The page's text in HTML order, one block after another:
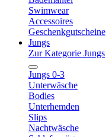
Swimwear
Accessoires
Geschenkgutscheine
Jungs
Zur Kategorie Jungs
Jungs 0-3
Unterwäsche
Bodies
Unterhemden
Slips
Nachtwäsche